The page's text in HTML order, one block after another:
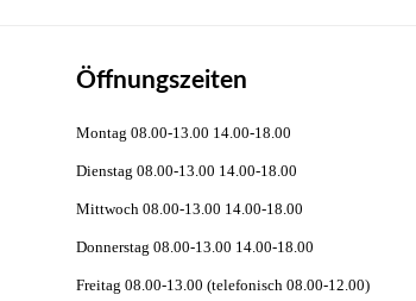
Öffnungszeiten
Montag 08.00-13.00 14.00-18.00
Dienstag 08.00-13.00 14.00-18.00
Mittwoch 08.00-13.00 14.00-18.00
Donnerstag 08.00-13.00 14.00-18.00
Freitag 08.00-13.00 (telefonisch 08.00-12.00)